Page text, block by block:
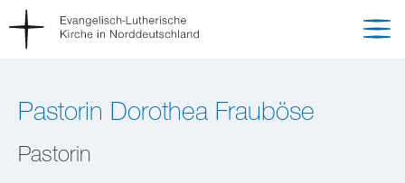
Pastorin Dorothea Frauböse
Pastorin